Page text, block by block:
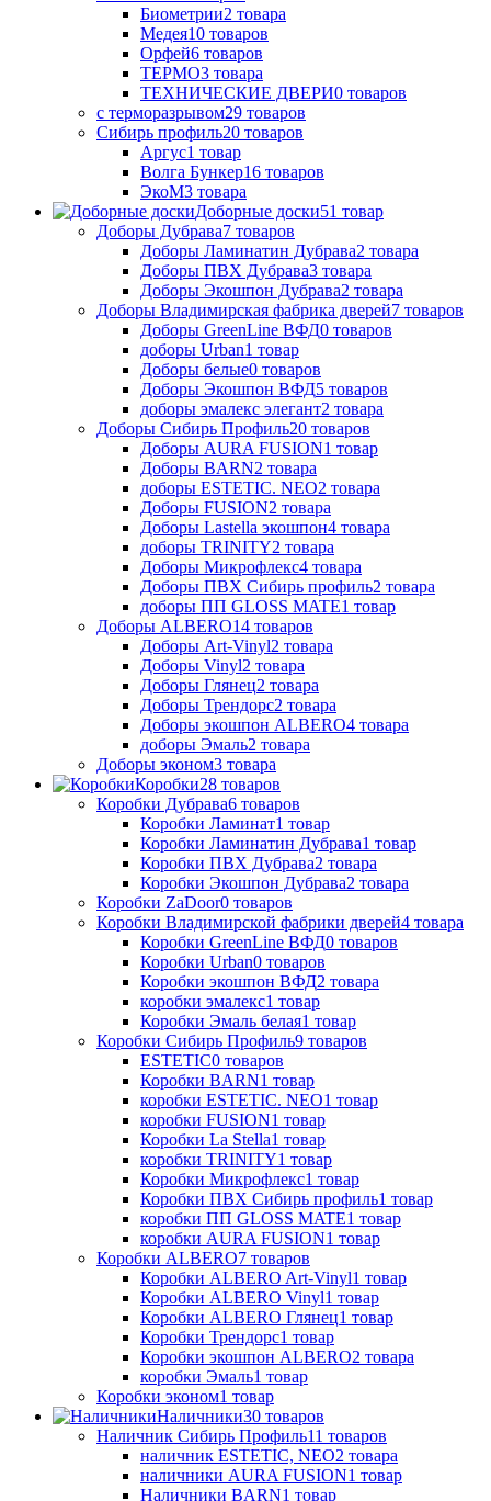
Биометрии2 товара
Медея10 товаров
Орфей6 товаров
ТЕРМО3 товара
ТЕХНИЧЕСКИЕ ДВЕРИ0 товаров
с терморазрывом29 товаров
Сибирь профиль20 товаров
Аргус1 товар
Волга Бункер16 товаров
ЭкоМ3 товара
Доборные доски51 товар
Доборы Дубрава7 товаров
Доборы Ламинатин Дубрава2 товара
Доборы ПВХ Дубрава3 товара
Доборы Экошпон Дубрава2 товара
Доборы Владимирская фабрика дверей7 товаров
Доборы GreenLine ВФД0 товаров
доборы Urban1 товар
Доборы белые0 товаров
Доборы Экошпон ВФД5 товаров
доборы эмалекс элегант2 товара
Доборы Сибирь Профиль20 товаров
Доборы AURA FUSION1 товар
Доборы BARN2 товара
доборы ESTETIC. NEO2 товара
Доборы FUSION2 товара
Доборы Lastella экошпон4 товара
доборы TRINITY2 товара
Доборы Микрофлекс4 товара
Доборы ПВХ Сибирь профиль2 товара
доборы ПП GLOSS MATE1 товар
Доборы ALBERO14 товаров
Доборы Art-Vinyl2 товара
Доборы Vinyl2 товара
Доборы Глянец2 товара
Доборы Трендорс2 товара
Доборы экошпон ALBERO4 товара
доборы Эмаль2 товара
Доборы эконом3 товара
Коробки28 товаров
Коробки Дубрава6 товаров
Коробки Ламинат1 товар
Коробки Ламинатин Дубрава1 товар
Коробки ПВХ Дубрава2 товара
Коробки Экошпон Дубрава2 товара
Коробки ZaDoor0 товаров
Коробки Владимирской фабрики дверей4 товара
Коробки GreenLine ВФД0 товаров
Коробки Urban0 товаров
Коробки экошпон ВФД2 товара
коробки эмалекс1 товар
Коробки Эмаль белая1 товар
Коробки Сибирь Профиль9 товаров
ESTETIC0 товаров
Коробки BARN1 товар
коробки ESTETIC. NEO1 товар
коробки FUSION1 товар
Коробки La Stella1 товар
коробки TRINITY1 товар
Коробки Микрофлекс1 товар
Коробки ПВХ Сибирь профиль1 товар
коробки ПП GLOSS MATE1 товар
коробки AURA FUSION1 товар
Коробки ALBERO7 товаров
Коробки ALBERO Art-Vinyl1 товар
Коробки ALBERO Vinyl1 товар
Коробки ALBERO Глянец1 товар
Коробки Трендорс1 товар
Коробки экошпон ALBERO2 товара
коробки Эмаль1 товар
Коробки эконом1 товар
Наличники30 товаров
Наличник Сибирь Профиль11 товаров
наличник ESTETIC, NEO2 товара
наличники AURA FUSION1 товар
Наличники BARN1 товар